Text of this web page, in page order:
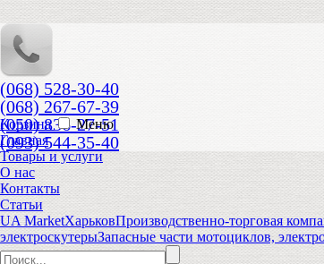
(068) 528-30-40
(068) 267-67-39
(050) 836-27-51
(093) 544-35-40
Корзина
Меню
Главная
Товары и услуги
О нас
Контакты
Статьи
UA MarketХарьковПроизводственно-торговая
электроскутерыЗапасные части мотоциклов,